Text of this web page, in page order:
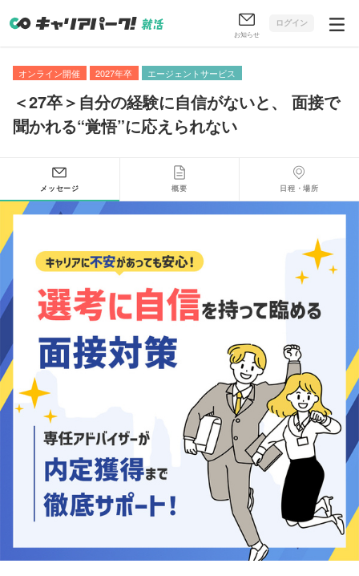
お知らせ
ログイン
オンライン開催 2027年卒 エージェントサービス
＜27卒＞自分の経験に自信がないと、
面接で
聞かれる“覚悟”に応えられない
メッセージ 概要 日程・場所